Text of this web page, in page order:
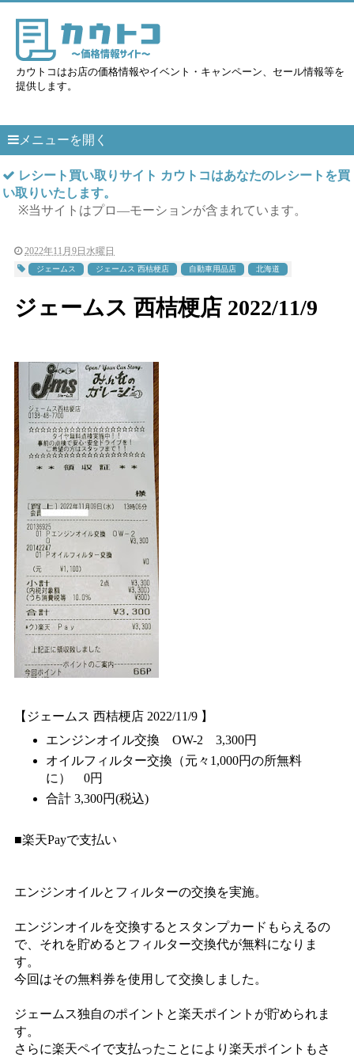
カウトコはお店の価格情報やイベント・キャンペーン、セール情報等を
提供します。
メニューを開く
レシート買い取りサイト カウトコはあなたのレシートを買
い取りいたします。
※当サイトはプロ―モーションが含まれています。
2022年11月9日水曜日
ジェームス ジェームス 西桔梗店 自動車用品店 北海道
ジェームス 西桔梗店 2022/11/9
【ジェームス 西桔梗店 2022/11/9 】
エンジンオイル交換 OW-2 3,300円
オイルフィルター交換（元々1,000円の所無料
に） 0円
合計 3,300円(税込)
■楽天Payで支払い
エンジンオイルとフィルターの交換を実施。
エンジンオイルを交換するとスタンプカードもらえるの
で、それを貯めるとフィルター交換代が無料になりま
す。
今回はその無料券を使用して交換しました。
ジェームス独自のポイントと楽天ポイントが貯められま
す。
さらに楽天ペイで支払ったことにより楽天ポイントもさ